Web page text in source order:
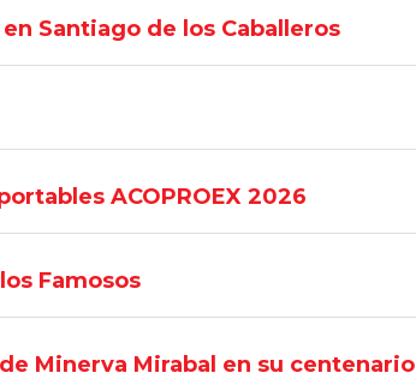
Santiago de los Caballeros
ACOPROEX 2026
Famosos
Minerva Mirabal en su centenario